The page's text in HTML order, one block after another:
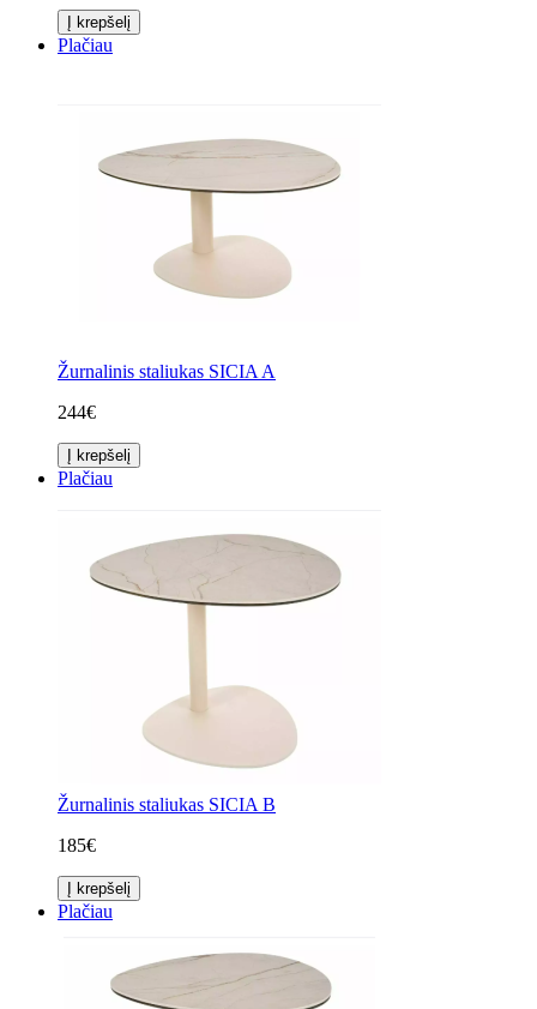
Į krepšelį
Plačiau
Žurnalinis staliukas SICIA A
244€
Į krepšelį
Plačiau
Žurnalinis staliukas SICIA B
185€
Į krepšelį
Plačiau